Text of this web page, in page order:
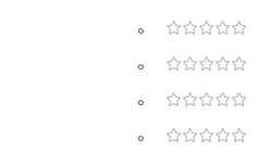
0
0
0
0